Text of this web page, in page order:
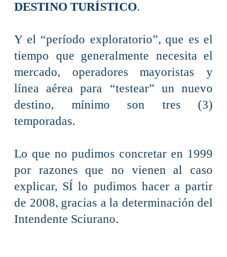
DESTINO TURÍSTICO.
Y el “período exploratorio”, que es el
tiempo que generalmente necesita el
mercado, operadores mayoristas y
línea aérea para “testear” un nuevo
destino, mínimo son tres (3)
temporadas.
Lo que no pudimos concretar en 1999
por razones que no vienen al caso
explicar, SÍ lo pudimos hacer a partir
de 2008, gracias a la determinación del
Intendente Sciurano.